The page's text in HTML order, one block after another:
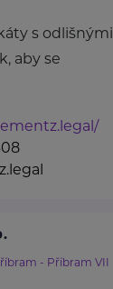
s odlišnými
aby se
- Příbram VII